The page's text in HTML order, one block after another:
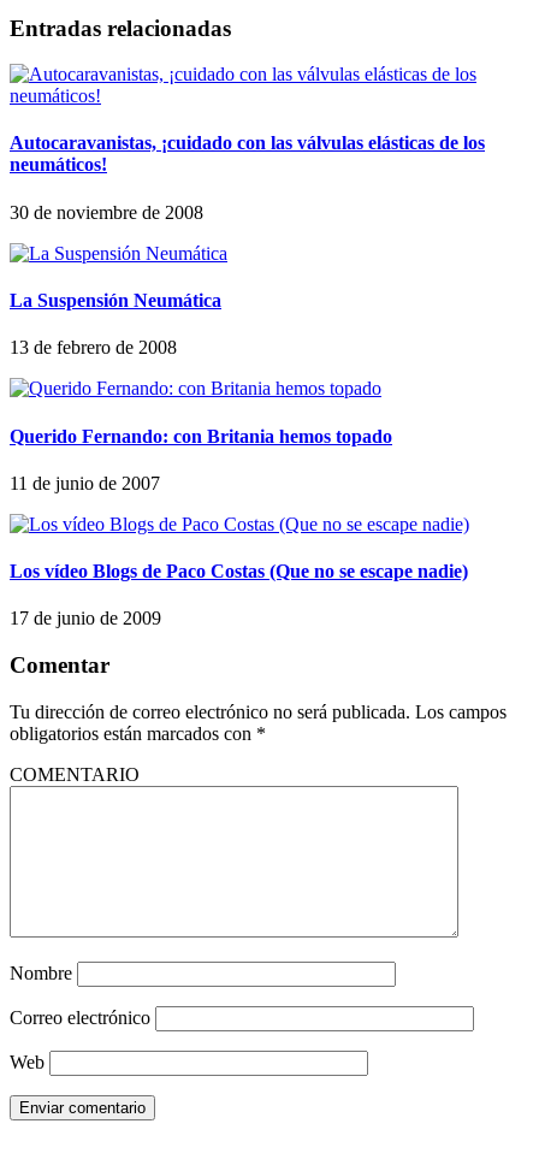
Entradas relacionadas
Autocaravanistas, ¡cuidado con las válvulas elásticas de los
neumáticos!
30 de noviembre de 2008
La Suspensión Neumática
13 de febrero de 2008
Querido Fernando: con Britania hemos topado
11 de junio de 2007
Los vídeo Blogs de Paco Costas (Que no se escape nadie)
17 de junio de 2009
Comentar
Tu dirección de correo electrónico no será publicada. Los campos
obligatorios están marcados con *
COMENTARIO
Nombre
Correo electrónico
Web